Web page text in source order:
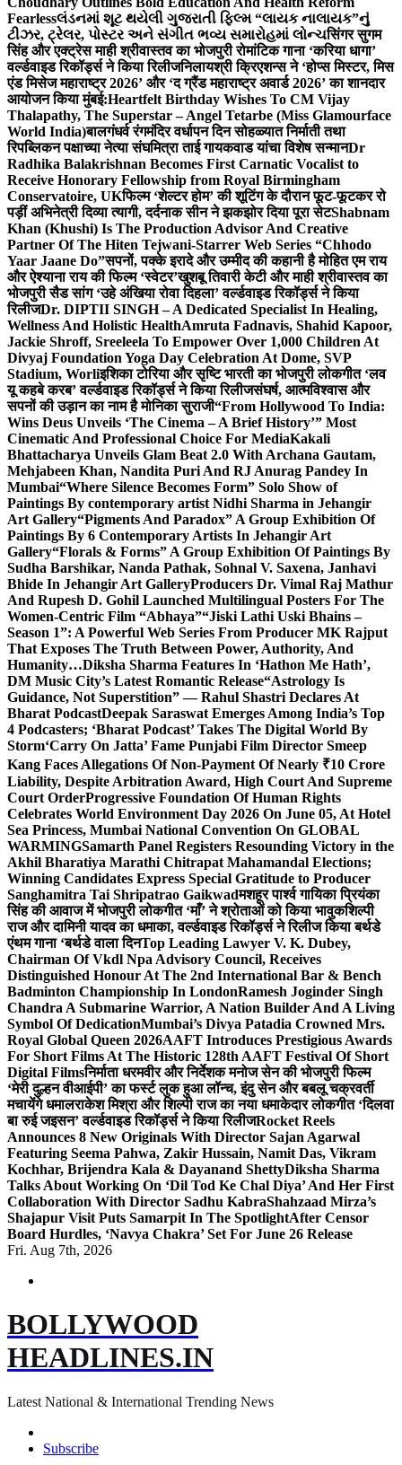
Fearlessલંડનમાં શૂટ થયેલી ગુજરાતી ફિલ્મ “લાયક નાલાયક”નું
ટીઝર, ટ્રેલર, પોસ્ટર અને સંગીત ભવ્ય સમારોહમાં લોન્ચसिंगर सुगम
सिंह और एक्ट्रेस माही श्रीवास्तव का भोजपुरी रोमांटिक गाना ‘करिया धागा’
वर्ल्डवाइड रिकॉर्ड्स ने किया रिलीजनिलायश्री क्रिएशन्स ने ‘होप्स मिस्टर, मिस
एंड मिसेज महाराष्ट्र 2026’ और ‘द ग्रैंड महाराष्ट्र अवार्ड 2026’ का शानदार
आयोजन किया मुंबई:Heartfelt Birthday Wishes To CM Vijay
Thalapathy, The Superstar – Angel Tetarbe (Miss Glamourface
World India)बालगंधर्व रंगमंदिर वर्धापन दिन सोहळ्यात निर्माती तथा
रिपब्लिकन पक्षाच्या नेत्या संघमित्रा ताई गायकवाड यांचा विशेष सन्मानDr
Radhika Balakrishnan Becomes First Carnatic Vocalist to
Receive Honorary Fellowship from Royal Birmingham
Conservatoire, UKफिल्म ‘शेल्टर होम’ की शूटिंग के दौरान फूट-फूटकर रो
पड़ीं अभिनेत्री दिव्या त्यागी, दर्दनाक सीन ने झकझोर दिया पूरा सेटShabnam
Khan (Khushi) Is The Production Advisor And Creative
Partner Of The Hiten Tejwani-Starrer Web Series “Chhodo
Yaar Jaane Do”सपनों, पक्के इरादे और उम्मीद की कहानी है मोहित एम राय
और ऐश्याना राय की फिल्म ‘स्वेटर’खुशबू तिवारी केटी और माही श्रीवास्तव का
भोजपुरी सैड सांग ‘उहे अंखिया रोवा दिहला’ वर्ल्डवाइड रिकॉर्ड्स ने किया
रिलीजDr. DIPTII SINGH – A Dedicated Specialist In Healing,
Wellness And Holistic HealthAmruta Fadnavis, Shahid Kapoor,
Jackie Shroff, Sreeleela To Empower Over 1,000 Children At
Divyaj Foundation Yoga Day Celebration At Dome, SVP
Stadium, Worliइशिका टोरिया और सृष्टि भारती का भोजपुरी लोकगीत ‘लव
यू कहबे करब’ वर्ल्डवाइड रिकॉर्ड्स ने किया रिलीजसंघर्ष, आत्मविश्वास और
सपनों की उड़ान का नाम है मोनिका सुराजी“From Hollywood To India:
Wins Deus Unveils ‘The Cinema – A Brief History’” Most
Cinematic And Professional Choice For MediaKakali
Bhattacharya Unveils Glam Beat 2.0 With Archana Gautam,
Mehjabeen Khan, Nandita Puri And RJ Anurag Pandey In
Mumbai“Where Silence Becomes Form” Solo Show of
Paintings By contemporary artist Nidhi Sharma in Jehangir
Art Gallery“Pigments And Paradox” A Group Exhibition Of
Paintings By 6 Contemporary Artists In Jehangir Art
Gallery“Florals & Forms” A Group Exhibition Of Paintings By
Sudha Barshikar, Nanda Pathak, Sohnal V. Saxena, Janhavi
Bhide In Jehangir Art GalleryProducers Dr. Vimal Raj Mathur
And Rupesh D. Gohil Launched Multilingual Posters For The
Women-Centric Film “Abhaya”“Jiski Lathi Uski Bhains –
Season 1”: A Powerful Web Series From Producer MK Rajput
That Exposes The Truth Between Power, Authority, And
Humanity…Diksha Sharma Features In ‘Hathon Me Hath’,
DM Music City’s Latest Romantic Release“Astrology Is
Guidance, Not Superstition” — Rahul Shastri Declares At
Bharat PodcastDeepak Saraswat Emerges Among India’s Top
4 Podcasters; ‘Bharat Podcast’ Takes The Digital World By
Storm‘Carry On Jatta’ Fame Punjabi Film Director Smeep
Kang Faces Allegations Of Non-Payment Of Nearly ₹10 Crore
Liability, Despite Arbitration Award, High Court And Supreme
Court OrderProgressive Foundation Of Human Rights
Celebrates World Environment Day 2026 On June 05, At Hotel
Sea Princess, Mumbai National Convention On GLOBAL
WARMINGSamarth Panel Registers Resounding Victory in the
Akhil Bharatiya Marathi Chitrapat Mahamandal Elections;
Winning Candidates Express Special Gratitude to Producer
Sanghamitra Tai Shripatrao Gaikwadमशहूर पार्श्व गायिका प्रियंका
सिंह की आवाज में भोजपुरी लोकगीत ‘माँ’ ने श्रोताओं को किया भावुकशिल्पी
राज और दामिनी यादव का धमाका, वर्ल्डवाइड रिकॉर्ड्स ने रिलीज किया बर्थडे
एंथम गाना ‘बर्थडे वाला दिनTop Leading Lawyer V. K. Dubey,
Chairman Of Vkdl Npa Advisory Council, Receives
Distinguished Honour At The 2nd International Bar & Bench
Badminton Championship In LondonRamesh Joginder Singh
Chandra A Submarine Warrior, A Nation Builder And A Living
Symbol Of DedicationMumbai’s Divya Patadia Crowned Mrs.
Royal Global Queen 2026AAFT Introduces Prestigious Awards
For Short Films At The Historic 128th AAFT Festival Of Short
Digital Filmsनिर्माता धरमवीर और निर्देशक मनोज सेन की भोजपुरी फिल्म
‘मेरी दुल्हन वीआईपी’ का फर्स्ट लुक हुआ लॉन्च, इंदु सेन और बबलू चक्रवर्ती
मचायेंगे धमालराकेश मिश्रा और शिल्पी राज का नया धमाकेदार लोकगीत ‘दिलवा
बा रुई जइसन’ वर्ल्डवाइड रिकॉर्ड्स ने किया रिलीजRocket Reels
Announces 8 New Originals With Director Sajan Agarwal
Featuring Seema Pahwa, Zakir Hussain, Namit Das, Vikram
Kochhar, Brijendra Kala & Dayanand ShettyDiksha Sharma
Talks About Working On ‘Dil Tod Ke Chal Diya’ And Her First
Collaboration With Director Sadhu KabraShahzaad Mirza’s
Shajapur Visit Puts Samarpit In The SpotlightAfter Censor
Board Hurdles, ‘Navya Chakra’ Set For June 26 Release
Fri. Aug 7th, 2026
BOLLYWOOD
HEADLINES.IN
Latest National & International Trending News
Subscribe